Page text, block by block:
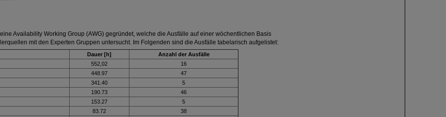
Availability Working Group (AWG) gegründet, welche die Ausfälle auf einer wöchentlichen Basis
mit den Experten Gruppen untersucht. Im Folgenden sind die Ausfälle tabelarisch aufgelistet:
Dauer [h]
Anzahl der Ausfälle
552,02
16
448.97
47
341.40
5
190.73
46
153.27
5
83.72
38